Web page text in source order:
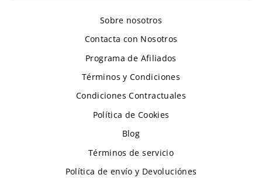
Sobre nosotros
Contacta con Nosotros
Programa de Afiliados
Términos y Condiciones
Condiciones Contractuales
Política de Cookies
Blog
Términos de servicio
Política de envío y Devoluciónes